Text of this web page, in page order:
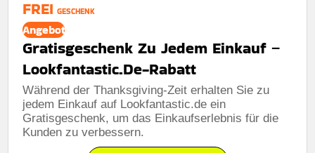
FREI GESCHENK
Angebot
Gratisgeschenk Zu Jedem Einkauf –
Lookfantastic.De-Rabatt
Während der Thanksgiving-Zeit erhalten Sie zu
jedem Einkauf auf Lookfantastic.de ein
Gratisgeschenk, um das Einkaufserlebnis für die
Kunden zu verbessern.